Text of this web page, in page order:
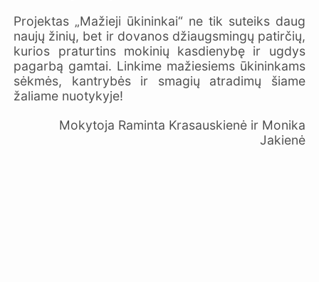
Projektas „Mažieji ūkininkai“ ne tik suteiks daug
naujų žinių, bet ir dovanos džiaugsmingų patirčių,
kurios praturtins mokinių kasdienybę ir ugdys
pagarbą gamtai. Linkime mažiesiems ūkininkams
sėkmės, kantrybės ir smagių atradimų šiame
žaliame nuotykyje!
Mokytoja Raminta Krasauskienė ir Monika
Jakienė